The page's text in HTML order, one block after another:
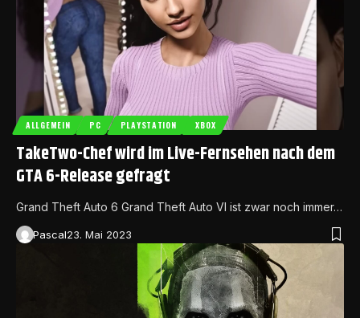
ALLGEMEIN PC PLAYSTATION XBOX
TakeTwo-Chef wird im Live-Fernsehen nach dem
GTA 6-Release gefragt
Grand Theft Auto 6 Grand Theft Auto VI ist zwar noch immer…
Pascal23. Mai 2023